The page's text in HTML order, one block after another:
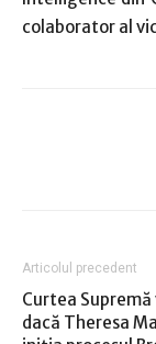
colaborator al
Articolul precedent
Curtea Supremă
dacă Theresa